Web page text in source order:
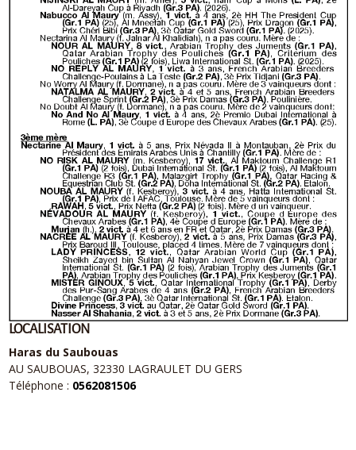
LOCALISATION
Haras du Saubouas
AU SAUBOUAS, 32330 LAGRAULET DU GERS
Téléphone : 0562081506